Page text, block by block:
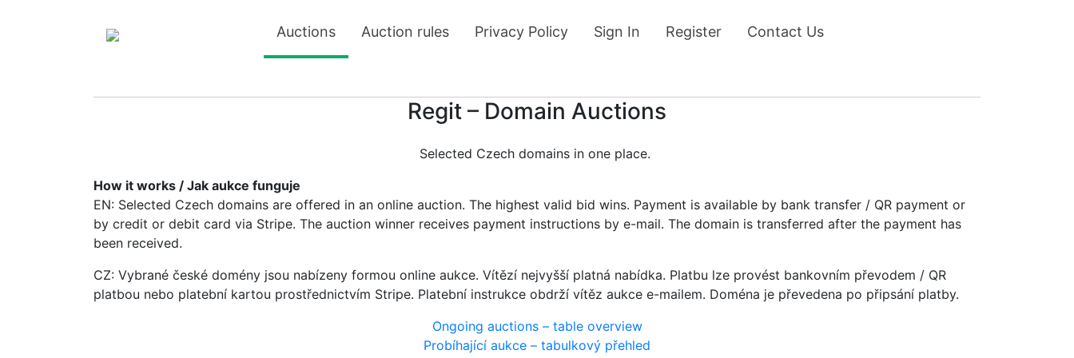
Auctions Auction rules Privacy Policy Sign In Register Contact Us
Regit – Domain Auctions
Selected Czech domains in one place.
How it works / Jak aukce funguje
EN: Selected Czech domains are offered in an online auction. The highest valid bid wins. Payment is available by bank transfer / QR payment or
by credit or debit card via Stripe. The auction winner receives payment instructions by e-mail. The domain is transferred after the payment has
been received.
CZ: Vybrané české domény jsou nabízeny formou online aukce. Vítězí nejvyšší platná nabídka. Platbu lze provést bankovním převodem / QR
platbou nebo platební kartou prostřednictvím Stripe. Platební instrukce obdrží vítěz aukce e-mailem. Doména je převedena po připsání platby.
Ongoing auctions – table overview
Probíhající aukce – tabulkový přehled